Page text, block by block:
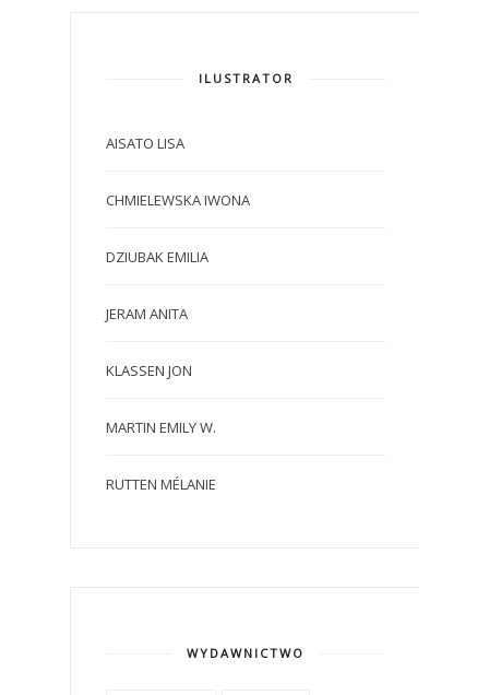
ILUSTRATOR
AISATO LISA
CHMIELEWSKA IWONA
DZIUBAK EMILIA
JERAM ANITA
KLASSEN JON
MARTIN EMILY W.
RUTTEN MÉLANIE
WYDAWNICTWO